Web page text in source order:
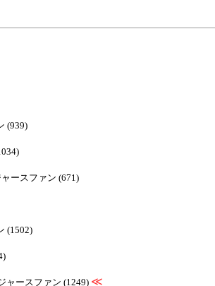
(939)
ースファン (671)
(1502)
ャースファン (1249) ≪